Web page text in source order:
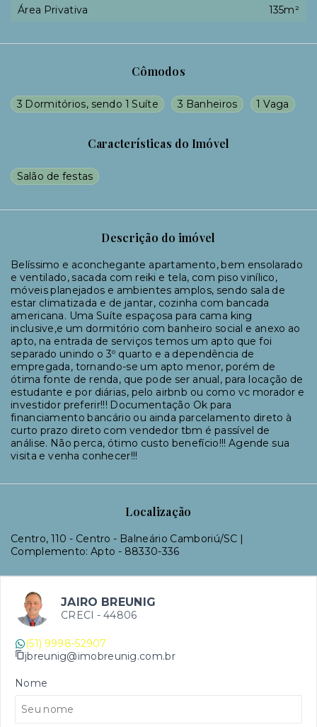
Cômodos
3 Dormitórios, sendo 1 Suíte 3 Banheiros 1 Vaga
Características do Imóvel
Salão de festas
Descrição do imóvel
Belíssimo e aconchegante apartamento, bem ensolarado
e ventilado, sacada com reiki e tela, com piso vinílico,
móveis planejados e ambientes amplos, sendo sala de
estar climatizada e de jantar, cozinha com bancada
americana. Uma Suíte espaçosa para cama king
inclusive,e um dormitório com banheiro social e anexo ao
apto, na entrada de serviços temos um apto que foi
separado unindo o 3º quarto e a dependência de
empregada, tornando-se um apto menor, porém de
ótima fonte de renda, que pode ser anual, para locação de
estudante e por diárias, pelo airbnb ou como vc morador e
investidor preferir!!! Documentação Ok para
financiamento bancário ou ainda parcelamento direto à
curto prazo direto com vendedor tbm é passível de
análise. Não perca, ótimo custo benefício!!! Agende sua
visita e venha conhecer!!!
Localização
Centro, 110 - Centro - Balneário Camboriú/SC |
Complemento: Apto - 88330-336
Área Privativa
135m²
JAIRO BREUNIG
CRECI - 44806
(51) 9998-52907
jbreunig@imobreunig.com.br
Nome